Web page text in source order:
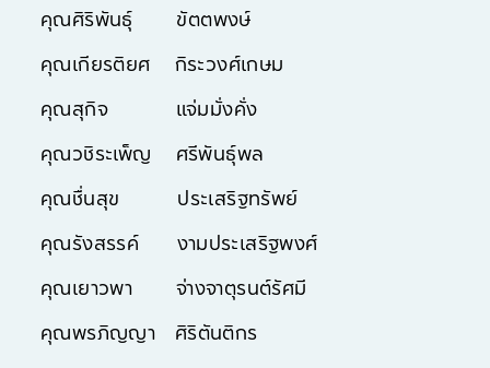
คุณศิริพันธุ์ ขัตตพงษ์
คุณเกียรติยศ กิระวงศ์เกษม
คุณสุกิจ แจ่มมั่งคั่ง
คุณวชิระเพ็ญ ศรีพันธุ์พล
คุณชื่นสุข ประเสริฐทรัพย์
คุณรังสรรค์ งามประเสริฐพงศ์
คุณเยาวพา จ่างจาตุรนต์รัศมี
คุณพรภิญญา ศิริตันติกร